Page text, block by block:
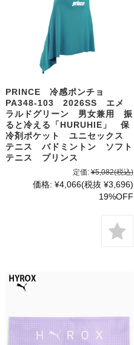
PRINCE 冷感ポンチョ
PA348-103 2026SS エメ
ラルドグリーン 男女兼用 振
ると冷える「HURUHIE」 保
冷剤ポケット ユニセックス
テニス バドミントン ソフト
テニス プリンス
定価: ¥5,082(税込)
価格: ¥4,066(税抜 ¥3,696)
19%OFF